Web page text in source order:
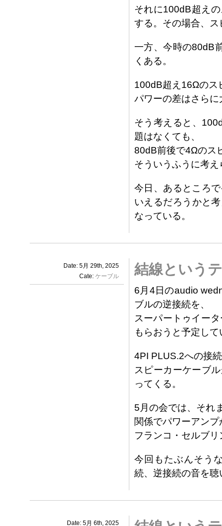
それに100dB超え
する。その場合、
一方、今時の80dB
くある。
100dB超え16Ωのス
パワーの差はさら
そう考えると、
題はなくても、
80dB前後で4Ωのス
そういうふうに考
今日、あるところ
いえるだろうかと
なっている。
Date: 5月 29th, 2025
Cate: ケーブル 結線という
6月4日のaudio
ブルの逆接続を、
スーパートゥイー
もらおうと予定して
4PI PLUS.2への接
スピーカーケーブ
ってくる。
5月の会では、それ
関係でパワーアン
フランコ・セルブ
今回もたぶんそう
続、逆接続の音を
Date: 5月 6th, 2025